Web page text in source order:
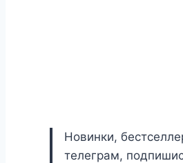
Новинки,
телеграм,